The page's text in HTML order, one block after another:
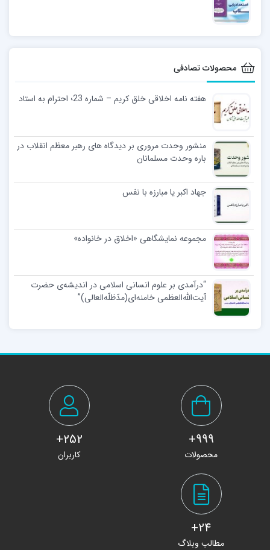
محصولات تصادفی
هفته نامه اخلاقی خلق کریم – شماره 23؛ احترام به استاد
منشور وحدت مروری بر دیدگاه های رهبر معظم انقلاب در
باره وحدت مسلمانان
جهاد اکبر یا مبارزه با نفس
مجموعه نمایشگاهی «اخلاق در خانواده»
“درآمدی بر علوم انسانی اسلامی در اندیشه‌ی حضرت
آیت‌الله‌العظمی خامنه‌ای(مدّظلّه‌العالی)”
999+
محصولات
252+
کاربران
24+
مطالب وبلاگ